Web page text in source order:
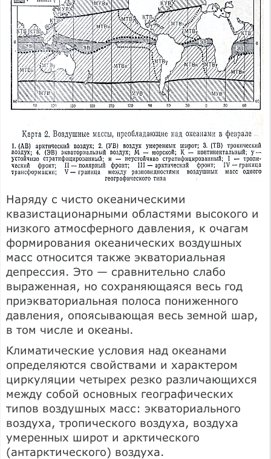
Наряду с чисто океаническими
квазистационарными областями высокого и
низкого атмосферного давления, к очагам
формирования океанических воздушных
масс относится также экваториальная
депрессия. Это — сравнительно слабо
выраженная, но сохраняющаяся весь год
приэкваториальная полоса пониженного
давления, опоясывающая весь земной шар,
в том числе и океаны.
Климатические условия над океанами
определяются свойствами и характером
циркуляции четырех резко различающихся
между собой основных географических
типов воздушных масс: экваториального
воздуха, тропического воздуха, воздуха
умеренных широт и арктического
(антарктического) воздуха.